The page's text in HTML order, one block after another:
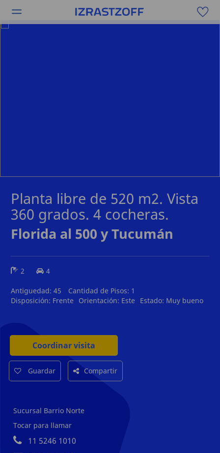
Planta libre de 520 m2. Vista
360 grados. 4 cocheras.
Florida al 500 y Tucumán
2 4
Antiguedad:45 Cantidad de Pisos: 1
Disposición: Frente Orientación: Este Estado: Muy bueno
Coordinar visita
Guardar Compartir
Sucursal Barrio Norte
Tocar para llamar
11 5246 1010